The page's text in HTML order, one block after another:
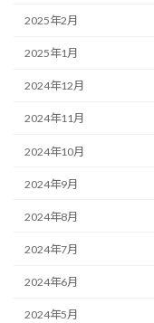
2025年2月
2025年1月
2024年12月
2024年11月
2024年10月
2024年9月
2024年8月
2024年7月
2024年6月
2024年5月